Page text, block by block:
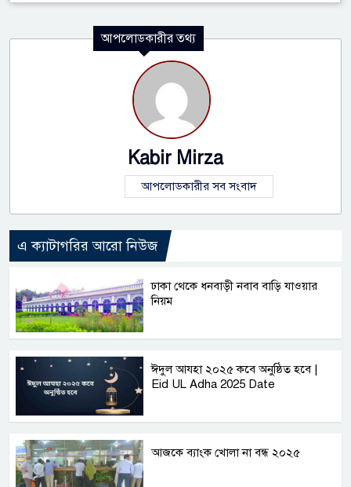
আপলোডকারীর তথ্য
Kabir Mirza
আপলোডকারীর সব সংবাদ
এ ক্যাটাগরির আরো নিউজ
ঢাকা থেকে ধনবাড়ী নবাব বাড়ি যাওয়ার
নিয়ম
ঈদুল আযহা ২০২৫ কবে অনুষ্ঠিত হবে |
Eid UL Adha 2025 Date
আজকে ব্যাংক খোলা না বন্ধ ২০২৫